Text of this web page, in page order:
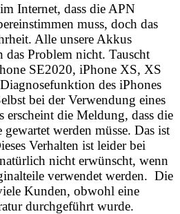
Internet, dass die APN
muss, doch das
Alle unsere Akkus
Problem nicht. Tauscht
SE2020, iPhone XS, XS
des iPhones
bei der Verwendung eines
die Meldung, dass die
werden müsse. Das ist
Verhalten ist leider bei
nicht erwünscht, wenn
verwendet werden. Die
Kunden, obwohl eine
durchgeführt wurde.